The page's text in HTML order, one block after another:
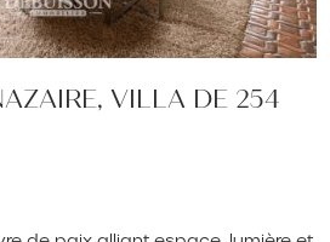
VILLA DE 254